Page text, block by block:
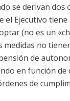
se derivan dos
el Ejecutivo
(no es un
medidas no
de
en función de
de